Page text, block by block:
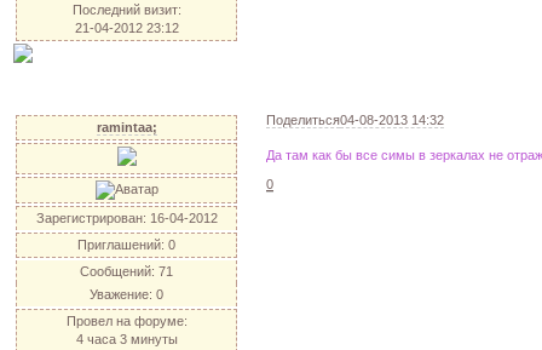
Последний визит:
21-04-2012 23:12
Поделиться04-08-2013 14:32
ramintaa;
Зарегистрирован: 16-04-2012
Приглашений: 0
Сообщений: 71
Уважение: 0
Провел на форуме:
4 часа 3 минуты
Да там как бы все симы в зеркалах не
0